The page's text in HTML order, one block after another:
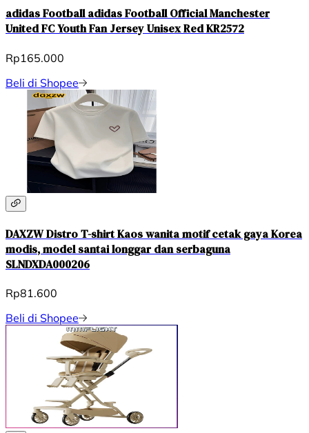
adidas Football adidas Football Official Manchester
United FC Youth Fan Jersey Unisex Red KR2572
Rp165.000
Beli di Shopee
DAXZW Distro T-shirt Kaos wanita motif cetak gaya Korea
modis, model santai longgar dan serbaguna
SLNDXDA000206
Rp81.600
Beli di Shopee